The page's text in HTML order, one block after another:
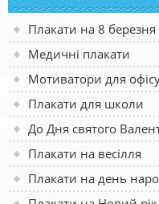
Плакати на 8 березня
Медичні плакати
Мотиватори для
Плакати для школи
До Дня святого
Плакати на весілля
Плакати на день